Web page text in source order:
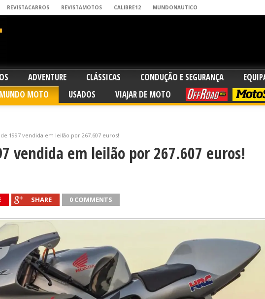
REVISTACARROS REVISTAMOTOS CALIBRE12 MUNDONAUTICO
ADVENTURE CLÁSSICAS CONDUÇÃO E SEGURANÇA
MOTO USADOS VIAJAR DE MOTO OFFROAD
de 1997 vendida em leilão por 267.607 euros!
vendida em leilão por 267.607 euros!
SHARE 0 COMMENTS